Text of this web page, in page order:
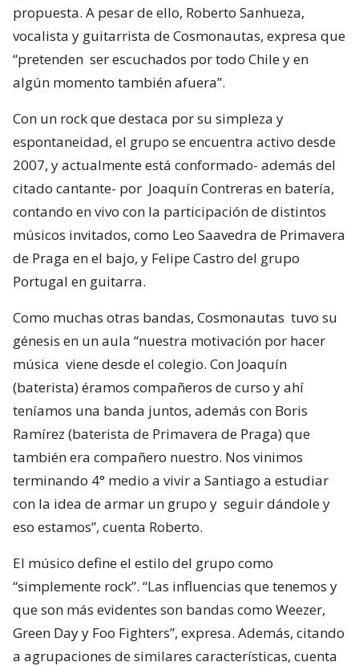
propuesta. A pesar de ello, Roberto Sanhueza,
vocalista y guitarrista de Cosmonautas, expresa que
“pretenden ser escuchados por todo Chile y en
algún momento también afuera”.
Con un rock que destaca por su simpleza y
espontaneidad, el grupo se encuentra activo desde
2007, y actualmente está conformado- además del
citado cantante- por Joaquín Contreras en batería,
contando en vivo con la participación de distintos
músicos invitados, como Leo Saavedra de Primavera
de Praga en el bajo, y Felipe Castro del grupo
Portugal en guitarra.
Como muchas otras bandas, Cosmonautas tuvo su
génesis en un aula “nuestra motivación por hacer
música viene desde el colegio. Con Joaquín
(baterista) éramos compañeros de curso y ahí
teníamos una banda juntos, además con Boris
Ramírez (baterista de Primavera de Praga) que
también era compañero nuestro. Nos vinimos
terminando 4° medio a vivir a Santiago a estudiar
con la idea de armar un grupo y seguir dándole y
eso estamos”, cuenta Roberto.
El músico define el estilo del grupo como
“simplemente rock”. “Las influencias que tenemos y
que son más evidentes son bandas como Weezer,
Green Day y Foo Fighters”, expresa. Además, citando
a agrupaciones de similares características, cuenta